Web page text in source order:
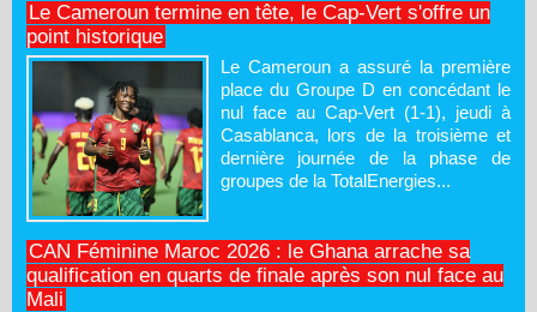
Le Cameroun termine en tête, le Cap-Vert s'offre un
point historique
Le Cameroun a assuré la première
place du Groupe D en concédant le
nul face au Cap-Vert (1-1), jeudi à
Casablanca, lors de la troisième et
dernière journée de la phase de
groupes de la TotalEnergies...
CAN Féminine Maroc 2026 : le Ghana arrache sa
qualification en quarts de finale après son nul face au
Mali